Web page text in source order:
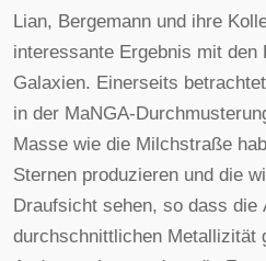
Lian, Bergemann und ihre
interessante Ergebnis mit den
Galaxien. Einerseits
in der MaNGA-
Masse wie die Milchstraße
Sternen produzieren und die
Draufsicht sehen, so dass die
durchschnittlichen Metallizität